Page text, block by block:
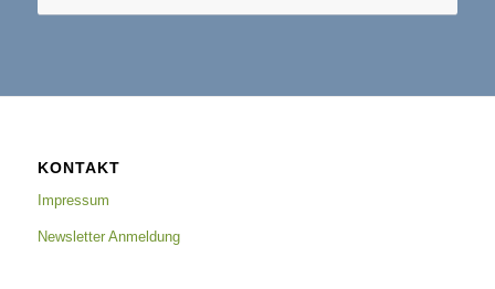
KONTAKT
Impressum
Newsletter Anmeldung